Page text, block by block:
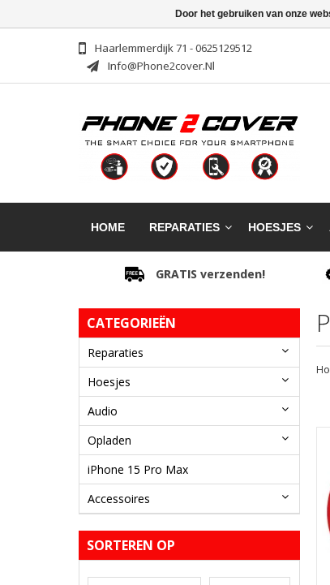
Haarlemmerdijk 71 - 0625129512
Info@phone2cover.nl
HOME REPARATIES HOESJES
GRATIS verzenden!
CATEGORIEËN
Reparaties
Hoesjes
Audio
Opladen
iPhone 15 Pro Max
Accessoires
SORTEREN OP
Door het gebruiken van onze